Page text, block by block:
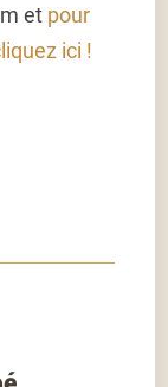
et pour
ici !